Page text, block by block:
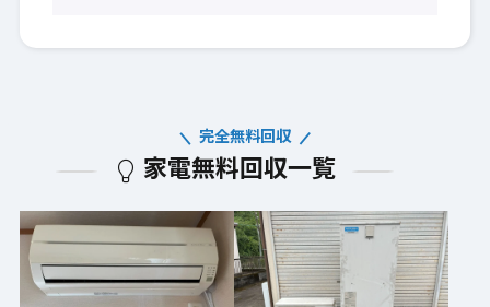
家電無料回収一覧
完全無料回収